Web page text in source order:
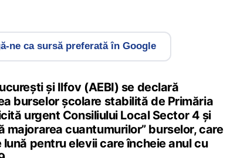
ne ca sursă preferată în Google
și Ilfov (AEBI) se declară
burselor școlare stabilită de Primăria
urgent Consiliului Local Sector 4 și
majorarea cuantumurilor” burselor, care
pentru elevii care încheie anul cu